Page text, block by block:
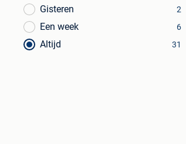
Gisteren 2
Een week 6
Altijd 31